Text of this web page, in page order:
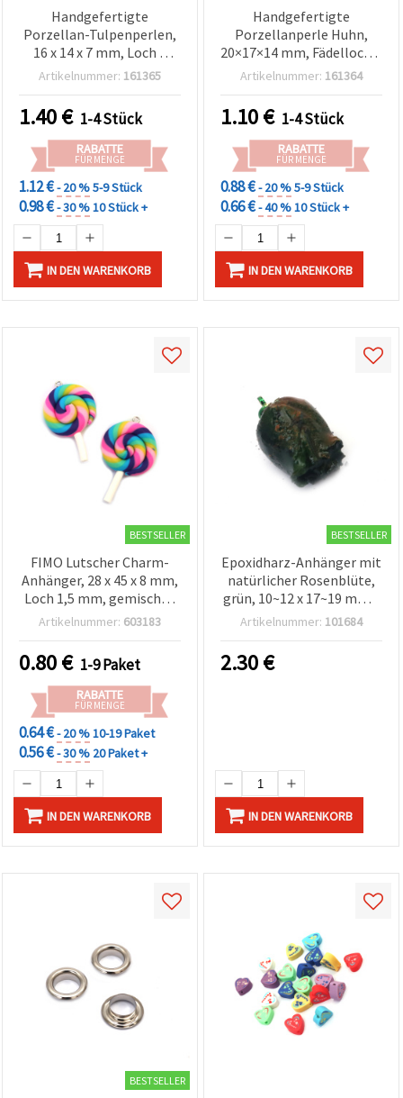
Handgefertigte
Porzellan-Tulpenperlen,
16 x 14 x 7 mm, Loch 3
mm, Weiß, 2 Stück – für
Artikelnummer: 161365
1.40€ 1-4 Stück
RABATTE
FÜR MENGE
1.12 €- 20 %5-9 Stück
0.98 €- 30 %10 Stück +
IN DEN WARENKORB
Handgefertigte
Porzellanperle Huhn,
20×17×14 mm, Fädelloch 2
mm, Weiß
Artikelnummer: 161364
1.10€ 1-4 Stück
RABATTE
FÜR MENGE
0.88 €- 20 %5-9 Stück
0.66 €- 40 %10 Stück +
IN DEN WARENKORB
BESTSELLER
FIMO Lutscher Charm-
Anhänger, 28 x 45 x 8 mm,
Loch 1,5 mm, gemischte
Farben – 2 Stück
Artikelnummer: 603183
0.80€ 1-9 Paket
RABATTE
FÜR MENGE
0.64 €- 20 %10-19 Paket
0.56 €- 30 % 20 Paket +
IN DEN WARENKORB
BESTSELLER
Epoxidharz-Anhänger mit
natürlicher Rosenblüte,
grün, 10~12 x 17~19 mm –
Schmuck zum Basteln
Artikelnummer: 101684
2.30€
IN DEN WARENKORB
BESTSELLER